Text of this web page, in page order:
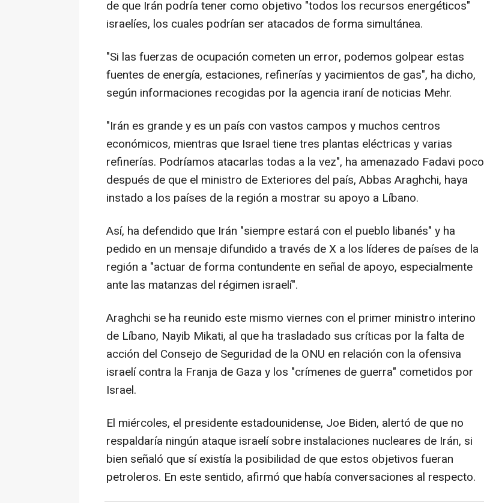
de que Irán podría tener como objetivo "todos los recursos energéticos"
israelíes, los cuales podrían ser atacados de forma simultánea.
"Si las fuerzas de ocupación cometen un error, podemos golpear estas
fuentes de energía, estaciones, refinerías y yacimientos de gas", ha dicho,
según informaciones recogidas por la agencia iraní de noticias Mehr.
"Irán es grande y es un país con vastos campos y muchos centros
económicos, mientras que Israel tiene tres plantas eléctricas y varias
refinerías. Podríamos atacarlas todas a la vez", ha amenazado Fadavi poco
después de que el ministro de Exteriores del país, Abbas Araghchi, haya
instado a los países de la región a mostrar su apoyo a Líbano.
Así, ha defendido que Irán "siempre estará con el pueblo libanés" y ha
pedido en un mensaje difundido a través de X a los líderes de países de la
región a "actuar de forma contundente en señal de apoyo, especialmente
ante las matanzas del régimen israelí".
Araghchi se ha reunido este mismo viernes con el primer ministro interino
de Líbano, Nayib Mikati, al que ha trasladado sus críticas por la falta de
acción del Consejo de Seguridad de la ONU en relación con la ofensiva
israelí contra la Franja de Gaza y los "crímenes de guerra" cometidos por
Israel.
El miércoles, el presidente estadounidense, Joe Biden, alertó de que no
respaldaría ningún ataque israelí sobre instalaciones nucleares de Irán, si
bien señaló que sí existía la posibilidad de que estos objetivos fueran
petroleros. En este sentido, afirmó que había conversaciones al respecto.